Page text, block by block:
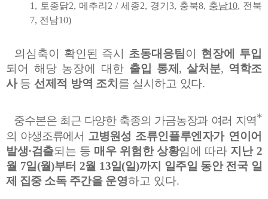
1, 토종닭2, 메추리2 /세종2, 경기3, 충북8, 충남10, 전북
7, 전남10)
의심축이 확인된 즉시 초동대응팀 이 현장에 투입
되어 해당 농장에 대한 출입 통제 ,살처분, 역학조
사 등 선제적 방역 조치 를 실시하고 있다.
중수본은 최근 다양한 축종의 가금농장과 여러 지역*
의 야생조류에서 고병원성 조류인플루엔자가 연이어
발생·검출되는 등 매우 위험한 상황임에 따라 지난 2
월 7일(월)부터 2월 13일(일)까지 일주일 동안 전국 일
제 집중 소독 주간을 운영하고 있다.